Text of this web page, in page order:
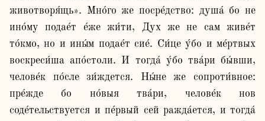
животворя́щь». Мно́го же посре́дство: душа́ бо не
ино́му подае́т е́же жи́ти, Дух же не сам живе́т
то́кмо, но и ины́м подае́т сие́. Си́це у́бо и ме́ртвых
воскреси́ша апо́столи. И тогда́ у́бо тва́ри бы́вши,
челове́к по́сле зи́ждется. Ны́не же сопроти́вное:
пре́жде бо но́выя тва́ри, челове́к нов
соде́тельствуется и пе́рвый сей ражда́ется, и тогда́